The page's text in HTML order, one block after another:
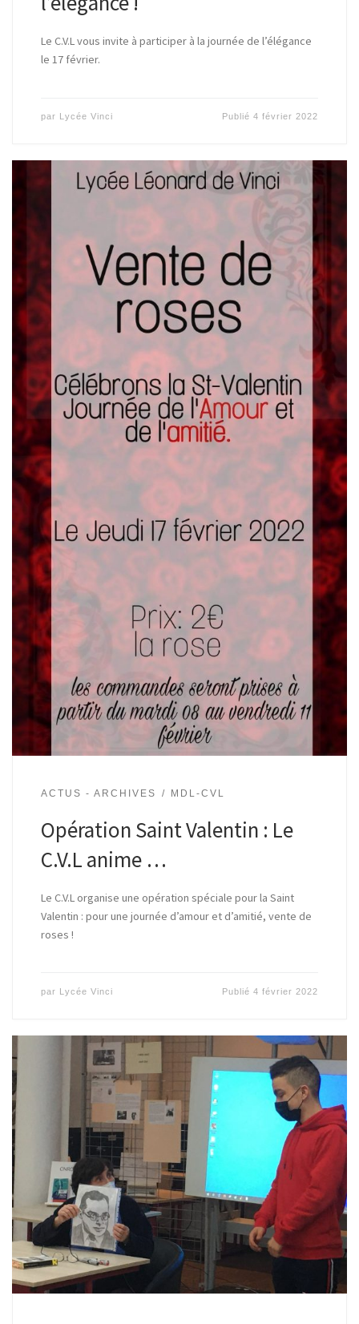
Le C.V.L vous invite à participer à la journée de l’élégance
le 17 février.
par Lycée Vinci Publié4 février 2022
ACTUS - ARCHIVES MDL-CVL
Opération Saint Valentin : Le
C.V.L anime …
Le C.V.L organise une opération spéciale pour la Saint
Valentin : pour une journée d’amour et d’amitié, vente de
roses !
par Lycée Vinci Publié4 février 2022